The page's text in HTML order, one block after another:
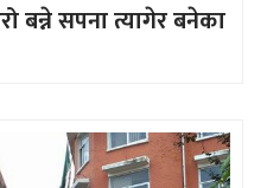
बन्ने सपना त्यागेर बनेका